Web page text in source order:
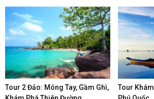
Tour 2 Đảo: Móng Tay, Gầm Ghì,
Tour